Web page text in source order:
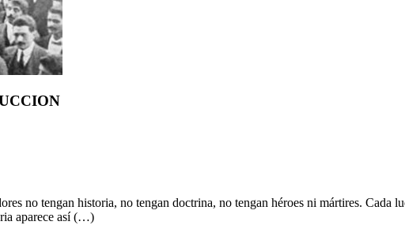
no tengan historia, no tengan doctrina, no tengan héroes ni mártires. Cada
aparece así (…)